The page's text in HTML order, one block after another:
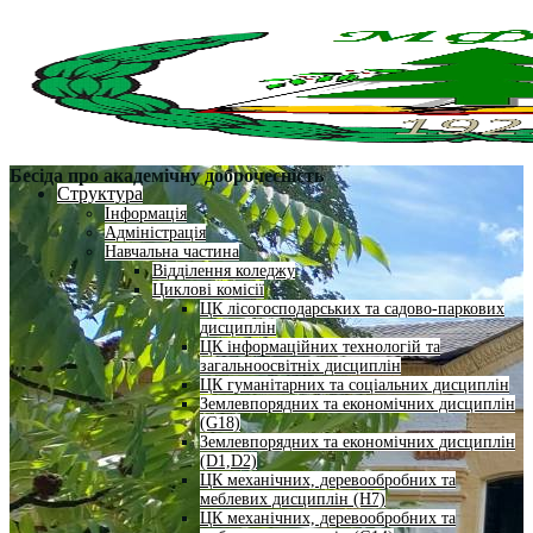
Структура
Інформація
Адміністрація
Навчальна частина
Відділення коледжу
Циклові комісії
ЦК лісогосподарських та садово-паркових
дисциплін
ЦК інформаційних технологій та
загальноосвітніх дисциплін
ЦК гуманітарних та соціальних дисциплін
Землевпорядних та економічних дисциплін
(G18)
Землевпорядних та економічних дисциплін
(D1,D2)
ЦК механічних, деревообробних та
меблевих дисциплін (H7)
ЦК механічних, деревообробних та
Бесіда про академічну доброчесність